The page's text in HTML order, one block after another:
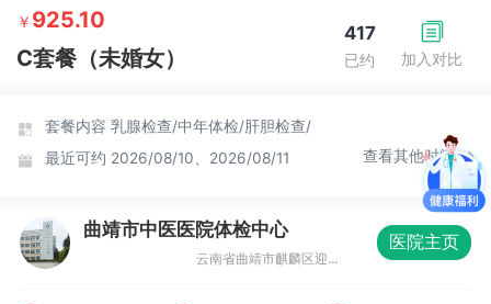
加入对比
417
已约
￥ 925.10
C套餐（未婚女）
套餐内容 乳腺检查/中年体检/肝胆检查/
最近可约 2026/08/10、2026/08/11 查看其他时间
曲靖市中医医院体检中心
云南省曲靖市麒麟区迎霞路771号新中医医院三元院区
医院主页